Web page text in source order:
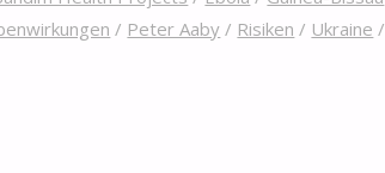
/ Peter Aaby / Risiken / Ukraine /